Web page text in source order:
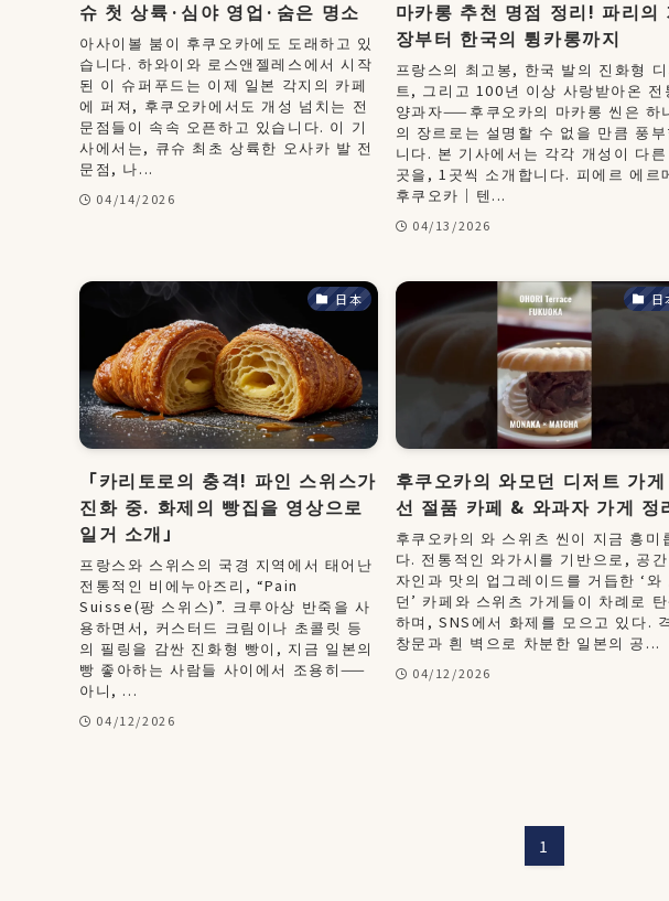
슈 첫 상륙·심야 영업·숨은 명소
아사이볼 붐이 후쿠오카에도 도래하고 있
습니다. 하와이와 로스앤젤레스에서 시작
된 이 슈퍼푸드는 이제 일본 각지의 카페
에 퍼져, 후쿠오카에서도 개성 넘치는 전
문점들이 속속 오픈하고 있습니다. 이 기
사에서는, 큐슈 최초 상륙한 오사카 발 전
문점, 나...
04/14/2026
마카롱 추천 명점 정리! 파리의
장부터 한국의 튕카롱까지
프랑스의 최고봉, 한국 발의 진화형 디
트, 그리고 100년 이상 사랑받아온 전
양과자——후쿠오카의 마카롱 씬은 하
의 장르로는 설명할 수 없을 만큼 풍부
니다. 본 기사에서는 각각 개성이 다른
곳을, 1곳씩 소개합니다. 피에르 에르
후쿠오카｜텐...
04/13/2026
日本
「카리토로의 충격! 파인 스위스가
진화 중. 화제의 빵집을 영상으로
일거 소개」
프랑스와 스위스의 국경 지역에서 태어난
전통적인 비에누아즈리, “Pain
Suisse(팡 스위스)”. 크루아상 반죽을 사
용하면서, 커스터드 크림이나 초콜릿 등
의 필링을 감싼 진화형 빵이, 지금 일본의
빵 좋아하는 사람들 사이에서 조용히——
아니, ...
04/12/2026
日
후쿠오카의 와모던 디저트 가
선 절품 카페 & 와과자 가게 정
후쿠오카의 와 스위츠 씬이 지금 흥미
다. 전통적인 와가시를 기반으로, 공간
자인과 맛의 업그레이드를 거듭한 ‘와
던’ 카페와 스위츠 가게들이 차례로 탄
하며, SNS에서 화제를 모으고 있다.
창문과 흰 벽으로 차분한 일본의 공...
04/12/2026
1